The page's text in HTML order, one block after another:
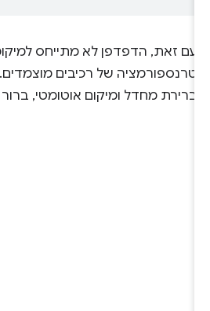
עם זאת, הדפדפן לא מתייחס
טרנספורמציה של רכיבים מוצמדים.
ברירת מחדל ומיקום אוטומטי, ברור